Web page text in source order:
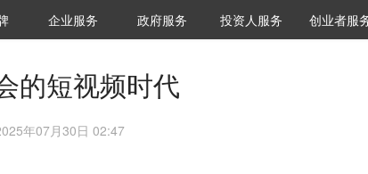
36Kr研究院
企业服务 城市之窗
政府服务 VClub投资机构库
投资机构职位推介
投资人服务 创投氪堂
创业者服
的短视频时代
年07月30日 02:47